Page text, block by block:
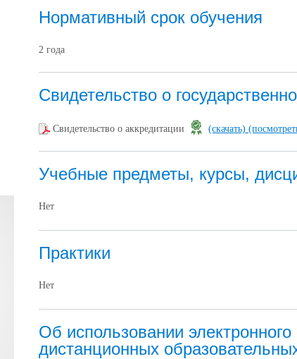
Нормативный срок обучения
2 года
Свидетельство о
Свидетельство о аккредитации (скачать)
Учебные предметы, курсы,
Нет
Практики
Нет
Об использовании
дистанционных